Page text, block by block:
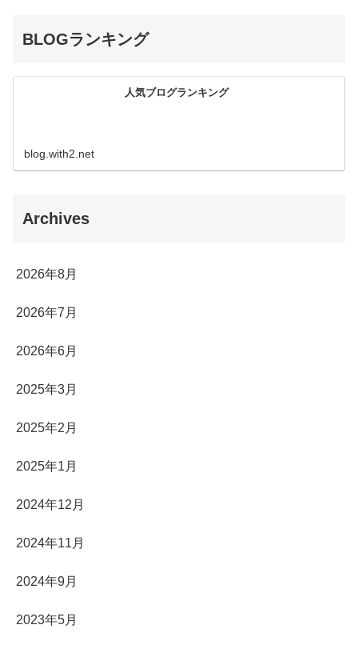
BLOGランキング
人気ブログランキング
blog.with2.net
Archives
2026年8月
2026年7月
2026年6月
2025年3月
2025年2月
2025年1月
2024年12月
2024年11月
2024年9月
2023年5月